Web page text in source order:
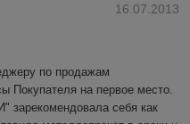
16.07.2013
по продажам
Покупателя на первое место.
себя как